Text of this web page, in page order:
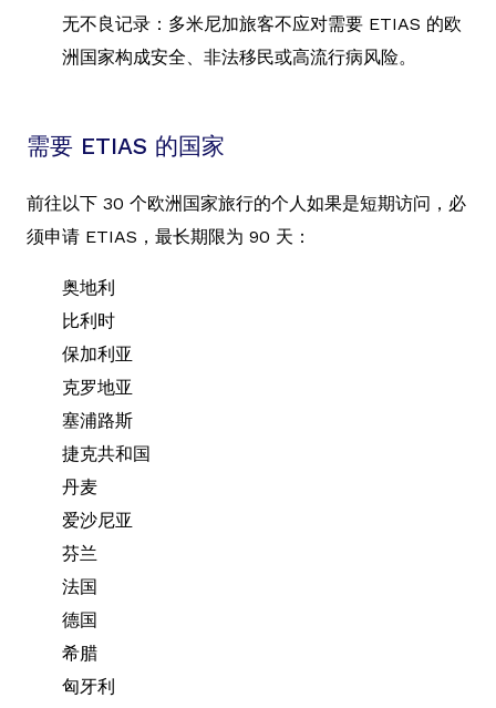
无不良记录：多米尼加旅客不应对需要 ETIAS 的欧
洲国家构成安全、非法移民或高流行病风险。
需要 ETIAS 的国家
前往以下 30 个欧洲国家旅行的个人如果是短期访问，必
须申请 ETIAS，最长期限为 90 天：
奥地利
比利时
保加利亚
克罗地亚
塞浦路斯
捷克共和国
丹麦
爱沙尼亚
芬兰
法国
德国
希腊
匈牙利